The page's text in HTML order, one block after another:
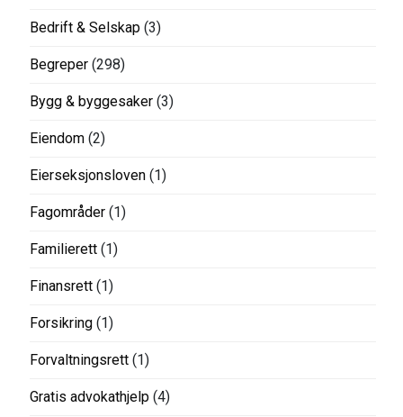
Bedrift & Selskap (3)
Begreper (298)
Bygg & byggesaker (3)
Eiendom (2)
Eierseksjonsloven (1)
Fagområder (1)
Familierett (1)
Finansrett (1)
Forsikring (1)
Forvaltningsrett (1)
Gratis advokathjelp (4)